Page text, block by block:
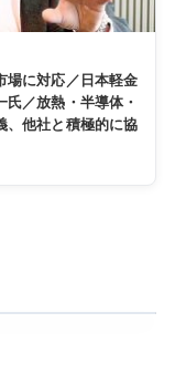
に対応／日本軽金
／放熱・半導体・
、他社と積極的に協